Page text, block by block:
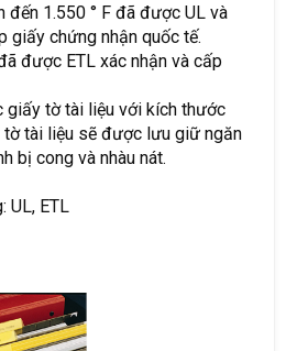
đến 1.550 ° F đã được UL và
giấy chứng nhận quốc tế.
được ETL xác nhận và cấp
giấy tờ tài liệu với kích thước
tờ tài liệu sẽ được lưu giữ ngăn
bị cong và nhàu nát.
UL, ETL